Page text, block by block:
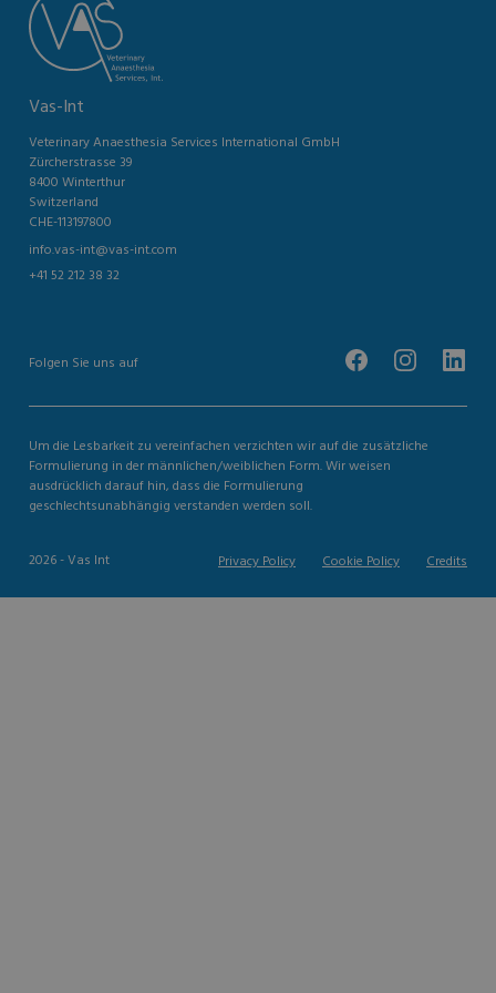
Vas-Int
Veterinary Anaesthesia Services International GmbH
Zürcherstrasse 39
8400 Winterthur
Switzerland
CHE-113197800
info.vas-int@vas-int.com
+41 52 212 38 32
Folgen Sie uns auf
Um die Lesbarkeit zu vereinfachen verzichten wir auf die zusätzliche
Formulierung in der männlichen/weiblichen Form. Wir weisen
ausdrücklich darauf hin, dass die Formulierung
geschlechtsunabhängig verstanden werden soll.
2026 - Vas Int Privacy Policy Cookie Policy Credits